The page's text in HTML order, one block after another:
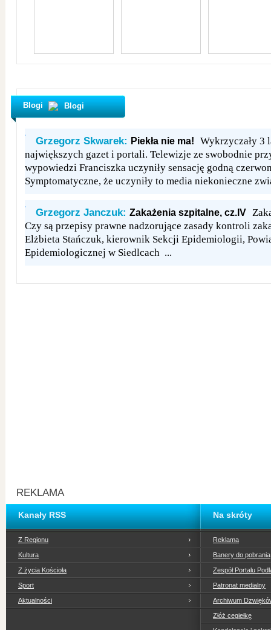
Blogi
Grzegorz Skwarek: Piekła nie ma!
Wykrzyczały 3
największych gazet i portali. Telewizje ze swobodnie
wypowiedzi Franciszka uczyniły sensację godną
Symptomatyczne, że uczyniły to media niekonieczne
Grzegorz Janczuk: Zakażenia szpitalne, cz.IV
Czy są przepisy prawne nadzorujące zasady kontroli
Elżbieta Stańczuk, kierownik Sekcji Epidemiologii,
Epidemiologicznej w Siedlcach ...
REKLAMA
Kanały RSS
Z Regionu
Kultura
Z życia Kościoła
Sport
Aktualności
Na skróty
Reklama
Banery do pobrania
Zespół Portalu
Patronat medialny
Archiwum
Złóż cegiełkę